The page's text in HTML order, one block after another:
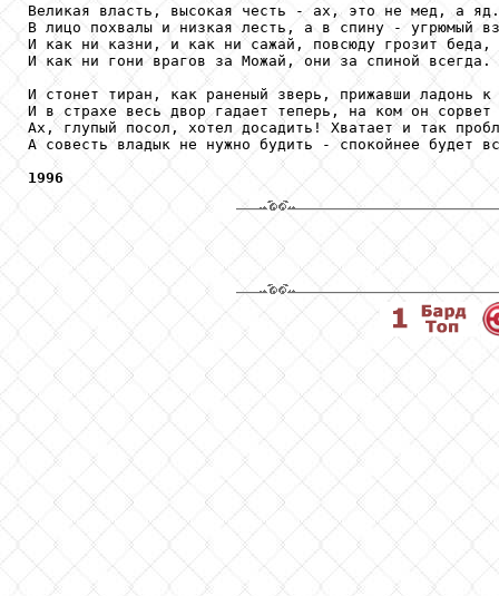
Великая власть, высокая честь - ах, это не мед, а яд.
В лицо похвалы и низкая лесть, а в спину - угрюмый
И как ни казни, и как ни сажай, повсюду грозит беда,
И как ни гони врагов за Можай, они за спиной всегда.
И стонет тиран, как раненый зверь, прижавши ладонь к
И в страхе весь двор гадает теперь, на ком он сорвет
Ах, глупый посол, хотел досадить! Хватает и так
А совесть владык не нужно будить - спокойнее будет
1996